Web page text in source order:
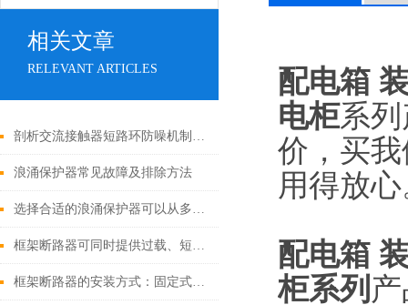
相关文章
RELEVANT ARTICLES
剖析交流接触器短路环防噪机制与电气安全操作红线
浪涌保护器常见故障及排除方法
选择合适的浪涌保护器可以从多个角度探讨
框架断路器可同时提供过载、短路、漏电保护功能
框架断路器的安装方式：固定式，插入式，抽出式
配电箱
电柜系
价，买
用得放
配电箱
柜系列